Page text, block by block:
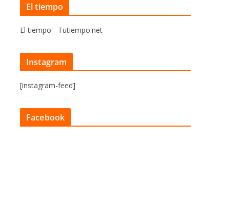
El tiempo
El tiempo - Tutiempo.net
Instagram
[instagram-feed]
Facebook